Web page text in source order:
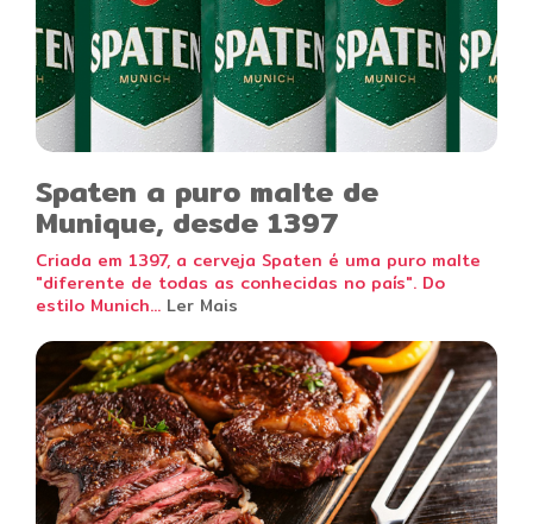
Spaten a puro malte de
Munique, desde 1397
Criada em 1397, a cerveja Spaten é uma puro malte
"diferente de todas as conhecidas no país". Do
estilo Munich... Ler Mais